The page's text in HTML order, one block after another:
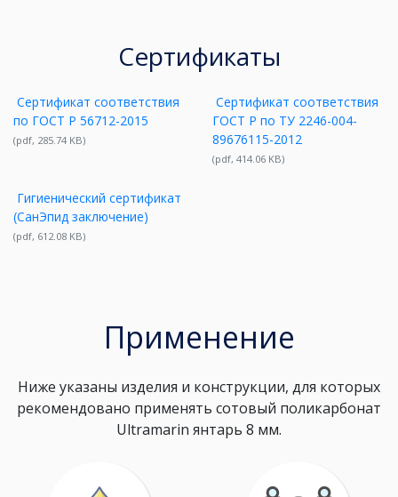
Сертификаты
Сертификат соответствия
по ГОСТ Р 56712-2015
(pdf, 285.74 KB)
Сертификат соответствия
ГОСТ Р по ТУ 2246-004-
89676115-2012
(pdf, 414.06 KB)
Гигиенический сертификат
(СанЭпид заключение)
(pdf, 612.08 KB)
Применение
Ниже указаны изделия и конструкции, для которых
рекомендовано применять сотовый поликарбонат
Ultramarin янтарь 8 мм.